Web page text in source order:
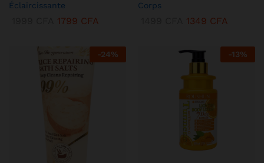
Éclaircissante
1799 CFA
Corps
1349 CFA
-24% -13%